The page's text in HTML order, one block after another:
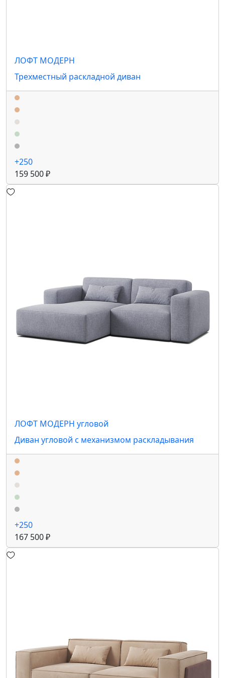
ЛОФТ МОДЕРН
Трехместный раскладной диван
+250
159 500 ₽
ЛОФТ МОДЕРН угловой
Диван угловой с механизмом раскладывания
+250
167 500 ₽